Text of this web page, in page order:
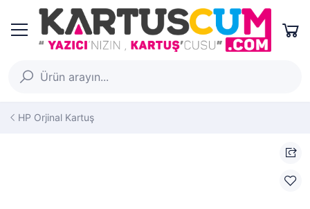
HP Orjinal Kartuş